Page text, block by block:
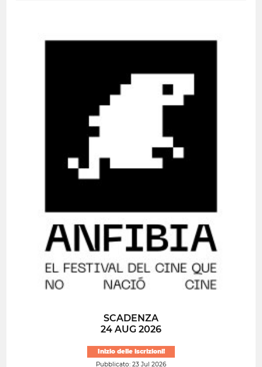
SCADENZA
24 AUG 2026
Inizio delle iscrizioni!
Pubblicato: 23 Jul 2026